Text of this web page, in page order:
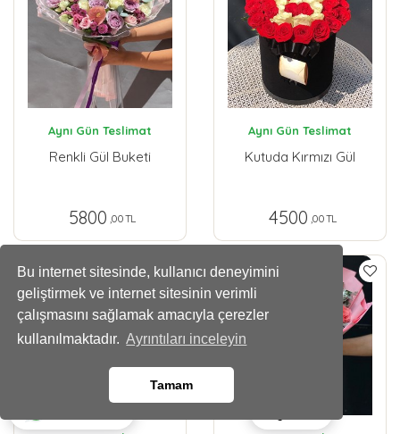
Bu internet sitesinde, kullanıcı deneyimini
geliştirmek ve internet sitesinin verimli
çalışmasını sağlamak amacıyla çerezler
kullanılmaktadır. Ayrıntıları inceleyin
Tamam
Aynı Gün Teslimat
Renkli Gül Buketi
5800 ,00 TL
Aynı Gün Teslimat
Kutuda Kırmızı Gül
4500 ,00 TL